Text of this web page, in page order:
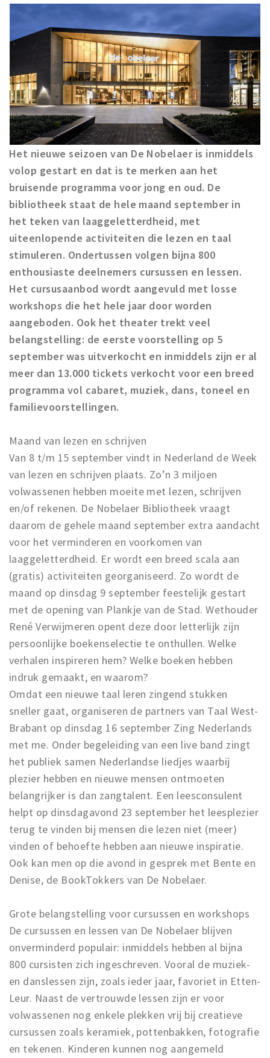
Parkeren
Bezienswaardigheden
Musea, theaters & podia
Uitjes & activiteiten
Toeristische routes
Natuurgebieden
Baroniepoorten
Sport
Andere City Apps
Inloggen
Het nieuwe seizoen van De Nobelaer is inmiddels
volop gestart en dat is te merken aan het
bruisende programma voor jong en oud. De
bibliotheek staat de hele maand september in
het teken van laaggeletterdheid, met
uiteenlopende activiteiten die lezen en taal
stimuleren. Ondertussen volgen bijna 800
enthousiaste deelnemers cursussen en lessen.
Het cursusaanbod wordt aangevuld met losse
workshops die het hele jaar door worden
aangeboden. Ook het theater trekt veel
belangstelling: de eerste voorstelling op 5
september was uitverkocht en inmiddels zijn er al
meer dan 13.000 tickets verkocht voor een breed
programma vol cabaret, muziek, dans, toneel en
familievoorstellingen.
Maand van lezen en schrijven
Van 8 t/m 15 september vindt in Nederland de Week
van lezen en schrijven plaats. Zo’n 3 miljoen
volwassenen hebben moeite met lezen, schrijven
en/of rekenen. De Nobelaer Bibliotheek vraagt
daarom de gehele maand september extra aandacht
voor het verminderen en voorkomen van
laaggeletterdheid. Er wordt een breed scala aan
(gratis) activiteiten georganiseerd. Zo wordt de
maand op dinsdag 9 september feestelijk gestart
met de opening van Plankje van de Stad. Wethouder
René Verwijmeren opent deze door letterlijk zijn
persoonlijke boekenselectie te onthullen. Welke
verhalen inspireren hem? Welke boeken hebben
indruk gemaakt, en waarom?
Omdat een nieuwe taal leren zingend stukken
sneller gaat, organiseren de partners van Taal West-
Brabant op dinsdag 16 september Zing Nederlands
met me. Onder begeleiding van een live band zingt
het publiek samen Nederlandse liedjes waarbij
plezier hebben en nieuwe mensen ontmoeten
belangrijker is dan zangtalent. Een leesconsulent
helpt op dinsdagavond 23 september het leesplezier
terug te vinden bij mensen die lezen niet (meer)
vinden of behoefte hebben aan nieuwe inspiratie.
Ook kan men op die avond in gesprek met Bente en
Denise, de BookTokkers van De Nobelaer.
Grote belangstelling voor cursussen en workshops
De cursussen en lessen van De Nobelaer blijven
onverminderd populair: inmiddels hebben al bijna
800 cursisten zich ingeschreven. Vooral de muziek-
en danslessen zijn, zoals ieder jaar, favoriet in Etten-
Leur. Naast de vertrouwde lessen zijn er voor
volwassenen nog enkele plekken vrij bij creatieve
cursussen zoals keramiek, pottenbakken, fotografie
en tekenen. Kinderen kunnen nog aangemeld